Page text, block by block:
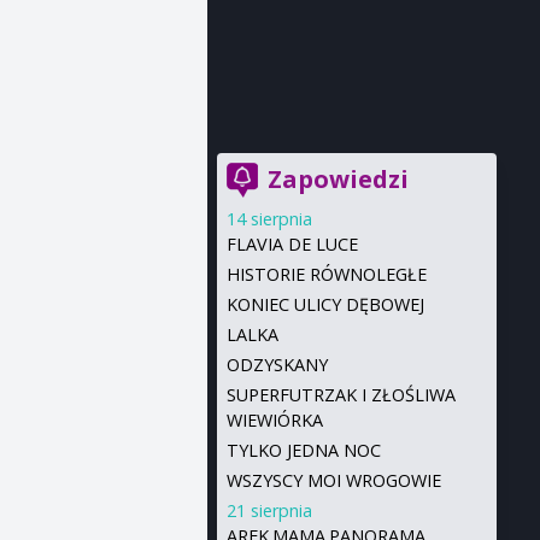
Zapowiedzi
14 sierpnia
FLAVIA DE LUCE
HISTORIE RÓWNOLEGŁE
KONIEC ULICY DĘBOWEJ
LALKA
ODZYSKANY
SUPERFUTRZAK I ZŁOŚLIWA
WIEWIÓRKA
TYLKO JEDNA NOC
WSZYSCY MOI WROGOWIE
21 sierpnia